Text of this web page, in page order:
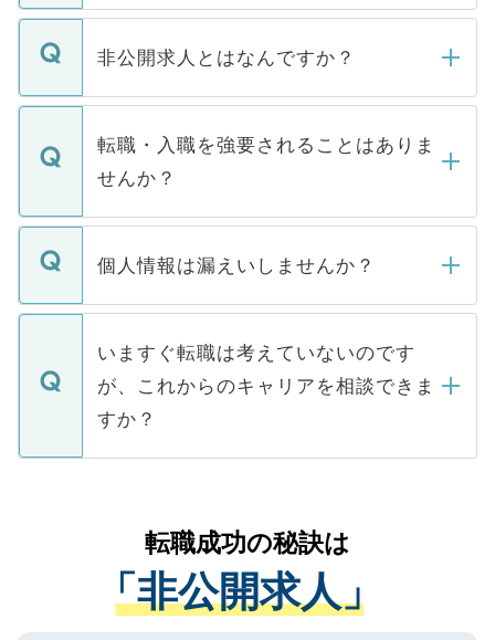
ご登録いただきましたら、弊社担当者がご
登録内容を確認し、その後メールもしくは
ます。通常、5営業日以内にはご連絡をせて
いただきますので、しばらくお待ちくださ
い。
非公開求人とはなんですか？
マイナビDOCTORで取り扱っている求人の
うち約3割は、Webサイトからご覧いただ
けない「非公開求人」です。非公開求人は
下記の理由によって、一般には公開してい
ません。
■応募殺到を避けるため 人気のある医療機
関を公にしてしまうと、応募が殺到する場
に、医療機関が求める条件に合った人材の
みを人材紹介会社に依頼するケースが増え
ています。
転職・入職を強要されることはありま
せんか？
転職・入職を強要することは一切ありませ
ん。また、仮に応募先から内定をいただい
定を承諾する必要はありません。内定先へ
の辞退の連絡はキャリアパートナーが行い
ますので、ご安心ください。
個人情報は漏えいしませんか？
個人情報が漏えいすることはありませんの
で、ご安心ください。当サイトからの登録
などで収集したご登録者様の個人情報は、
ご本人のキャリアアップおよび転職活動の
支援を目的に使用いたします。お預かりし
ているすべての個人データはご本人の許可
は、個人情報の取り扱いについての厳密な
管理基準を満たした事業者のみに付与され
る、プライバシーマークを取得済みです。
ご登録いただいた個人情報は、SSL（デー
いますぐ転職は考えていないのです
が、これからのキャリアを相談できま
すか？
かがいして、現在の医療機関の状況や紹介
経験をまじえながら、適切なアドバイスを
させていただきます。すぐにご転職をされ
ない方には、長期的なサポートが可能です
転職成功の秘訣は
「非公開求人」